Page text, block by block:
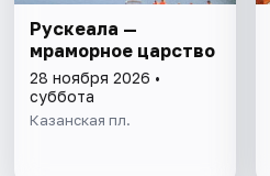
Рускеала —
мраморное царство
28 ноября 2026 •
суббота
Казанская пл.